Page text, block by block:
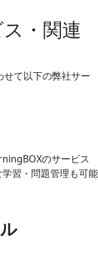
・関連
て以下の弊社サー
のサービス
習・問題管理も可能